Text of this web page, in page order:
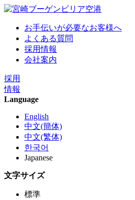
お手伝いが必要なお客様へ
よくある質問
採用情報
会社案内
採用
情報
Language
English
中文(簡体)
中文(繁体)
한국어
Japanese
文字サイズ
標準